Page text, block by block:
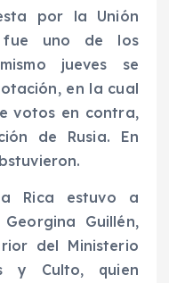
por la Unión
fue uno de los
jueves se
en la cual
votos en contra,
de Rusia. En
Rica estuvo a
Guillén,
del Ministerio
y Culto, quien